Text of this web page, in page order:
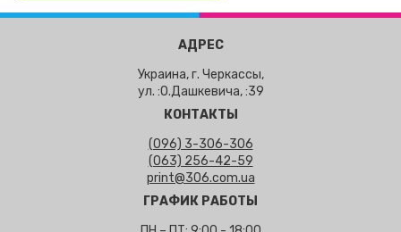
АДРЕС
Украина, г. Черкассы,
ул. :О.Дашкевича, :39
КОНТАКТЫ
(096) 3-306-306
(063) 256-42-59
print@306.com.ua
ГРАФИК РАБОТЫ